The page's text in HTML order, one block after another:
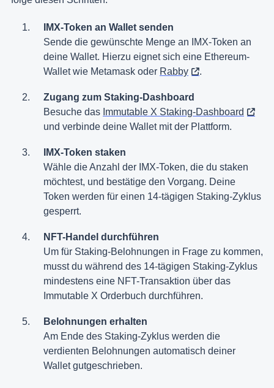
IMX-Token an Wallet senden
Sende die gewünschte Menge an IMX-Token an
deine Wallet. Hierzu eignet sich eine Ethereum-
Wallet wie Metamask oder Rabby .
Zugang zum Staking-Dashboard
Besuche das Immutable X Staking-Dashboard
und verbinde deine Wallet mit der Plattform.
IMX-Token staken
Wähle die Anzahl der IMX-Token, die du staken
möchtest, und bestätige den Vorgang. Deine
Token werden für einen 14-tägigen Staking-Zyklus
gesperrt.
NFT-Handel durchführen
Um für Staking-Belohnungen in Frage zu kommen,
musst du während des 14-tägigen Staking-Zyklus
mindestens eine NFT-Transaktion über das
Immutable X Orderbuch durchführen.
Belohnungen erhalten
Am Ende des Staking-Zyklus werden die
verdienten Belohnungen automatisch deiner
Wallet gutgeschrieben.